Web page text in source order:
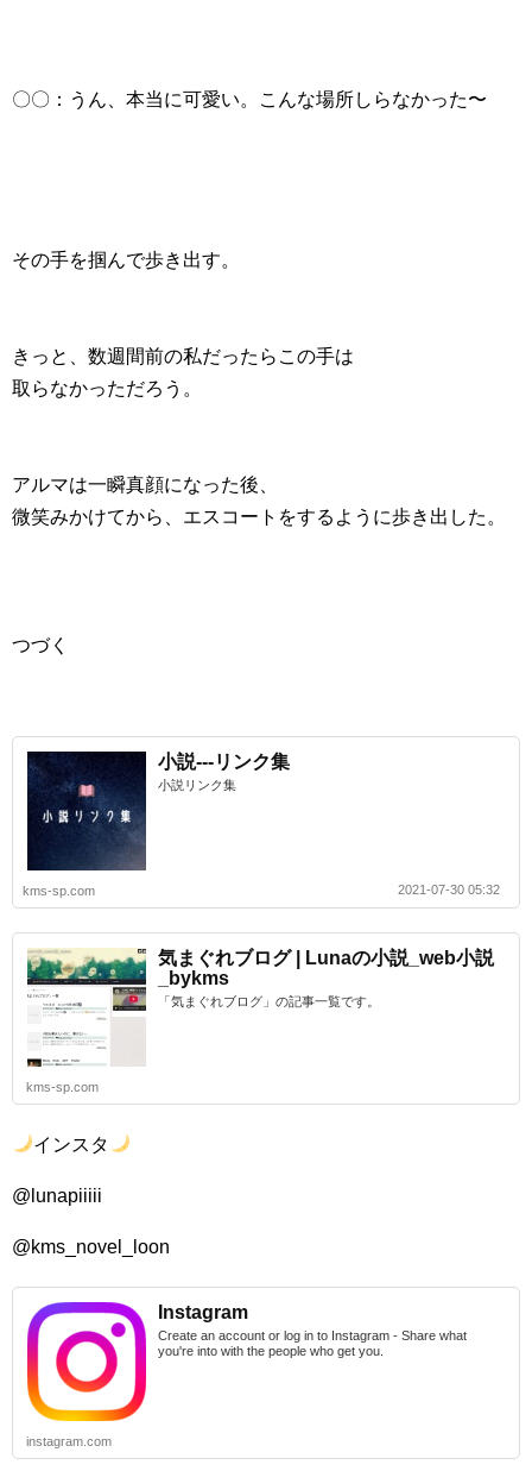
〇〇：うん、本当に可愛い。こんな場所しらなかった〜
その手を掴んで歩き出す。
きっと、数週間前の私だったらこの手は
取らなかっただろう。
アルマは一瞬真顔になった後、
微笑みかけてから、エスコートをするように歩き出した。
つづく
小説---リンク集
小説リンク集
kms-sp.com 2021-07-30 05:32
気まぐれブログ | Lunaの小説_web小説
_bykms
「気まぐれブログ」の記事一覧です。
kms-sp.com
インスタ
@lunapiiiii
@kms_novel_loon
Instagram
Create an account or log in to Instagram - Share what
you're into with the people who get you.
instagram.com